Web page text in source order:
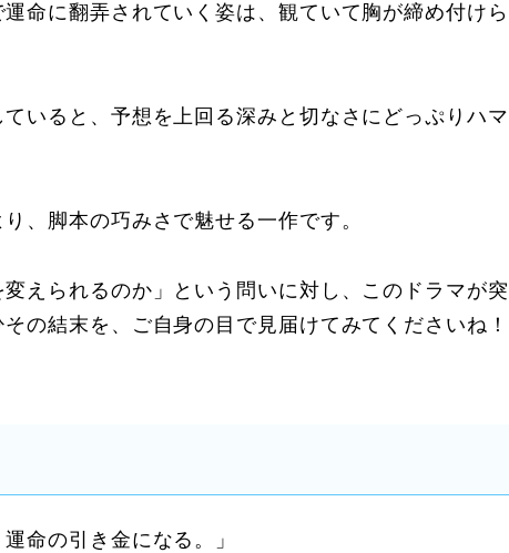
命に翻弄されていく姿は、観ていて胸が締め付けら
いると、予想を上回る深みと切なさにどっぷりハマ
、脚本の巧みさで魅せる一作です。
変えられるのか」という問いに対し、このドラマが突
の結末を、ご自身の目で見届けてみてくださいね！
命の引き金になる。」